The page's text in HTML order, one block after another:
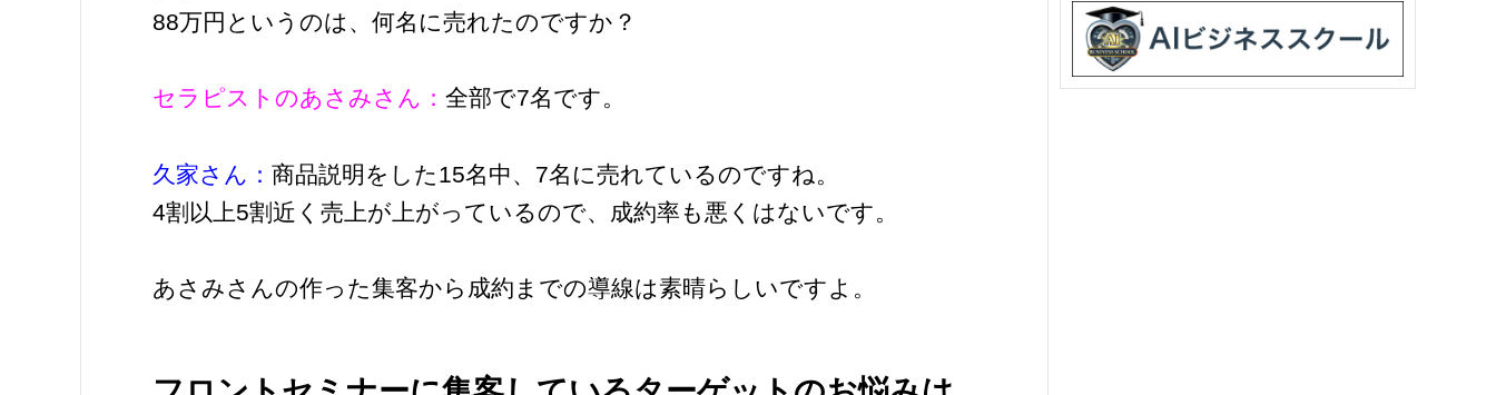
88万円というのは、何名に売れたのですか？
セラピストのあさみさん： 全部で7名です。
久家さん： 商品説明をした15名中、7名に売れているのですね。
4割以上5割近く売上が上がっているので、成約率も悪くはないです。
あさみさんの作った集客から成約までの導線は素晴らしいですよ。